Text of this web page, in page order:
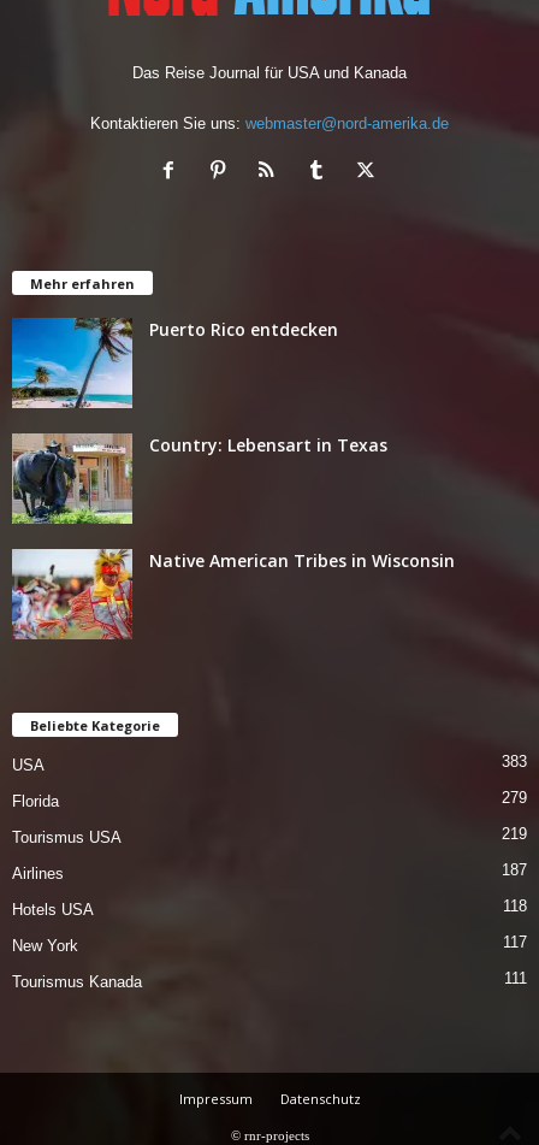
Das Reise Journal für USA und Kanada
Kontaktieren Sie uns: webmaster@nord-amerika.de
Mehr erfahren
Puerto Rico entdecken
Country: Lebensart in Texas
Native American Tribes in Wisconsin
Beliebte Kategorie
USA 383
Florida 279
Tourismus USA 219
Airlines 187
Hotels USA 118
New York 117
Tourismus Kanada 111
Impressum Datenschutz
© rnr-projects